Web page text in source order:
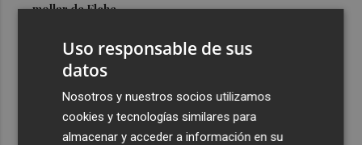
mollar de Elche
María Escarmiento se suma a El Kanka en el cartel del
festival Epicentro de Mula
UPCT Makers culmina con éxito un catamarán para
monitorizar el Mar Menor y ya prepara un dron
submarino autónomo
Uso responsable de sus
datos
Nosotros y nuestros socios utilizamos
cookies y tecnologías similares para
almacenar y acceder a información en su